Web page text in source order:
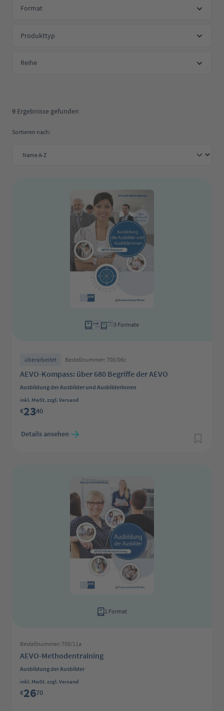
Format
Produkttyp
Reihe
9 Ergebnisse gefunden
Sortieren nach:
3 Formate
überarbeitet Bestellnummer: 700/06c
AEVO-Kompass: über 680 Begriffe der AEVO
Ausbildung der Ausbilder und Ausbilderinnen
Regulärer Preis:
inkl. MwSt. zzgl. Versand
€2340
Details ansehen
1 Format
Bestellnummer: 700/11a
AEVO-Methodentraining
Ausbildung der Ausbilder
Regulärer Preis:
inkl. MwSt. zzgl. Versand
€2670